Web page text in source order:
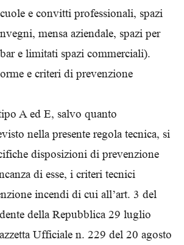
e convitti professionali, spazi
mensa aziendale, spazi per
e limitati spazi commerciali).
e criteri di prevenzione
A ed E, salvo quanto
nella presente regola tecnica, si
disposizioni di prevenzione
di esse, i criteri tecnici
incendi di cui all’art. 3 del
della Repubblica 29 luglio
Ufficiale n. 229 del 20 agosto